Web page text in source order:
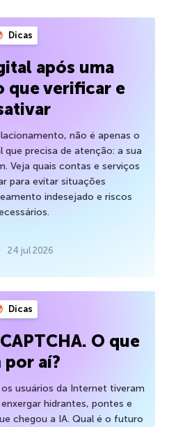
Dicas
após uma
que verificar e
não é apenas o
precisa de atenção: a sua
Veja quais contas e serviços
para evitar situações
indesejado e riscos
24 jul 2026
Dicas
O que
por aí?
usuários da Internet tiveram
hidrantes, pontes e
chegou a IA. Qual é o futuro